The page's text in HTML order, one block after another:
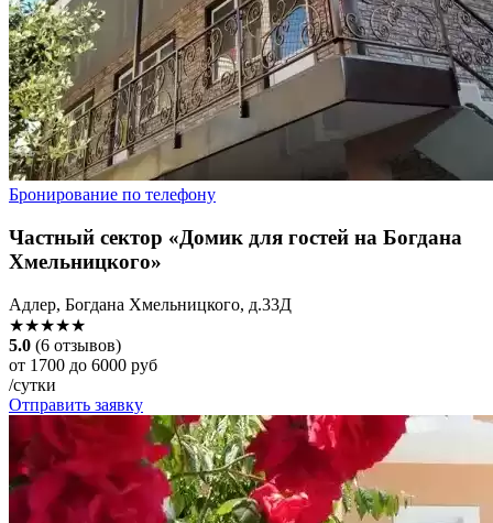
Бронирование по телефону
Частный сектор «Домик для гостей на Богдана
Хмельницкого»
Адлер, Богдана Хмельницкого, д.33Д
★★★★★
5.0 (6 отзывов)
от 1700 до 6000 руб
/сутки
Отправить заявку